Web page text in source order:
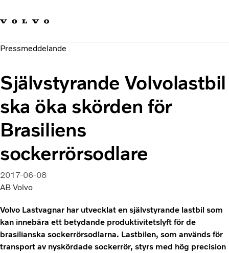
Hållbara transporter
Investerare
Nyheter och Media
Pressmeddelande
Självstyrande Volvolastbil
ska öka skörden för
Brasiliens
sockerrörsodlare
2017-06-08
AB Volvo
Volvo Lastvagnar har utvecklat en självstyrande lastbil som
kan innebära ett betydande produktivitetslyft för de
brasilianska sockerrörsodlarna. Lastbilen, som används för
transport av nyskördade sockerrör, styrs med hög precision